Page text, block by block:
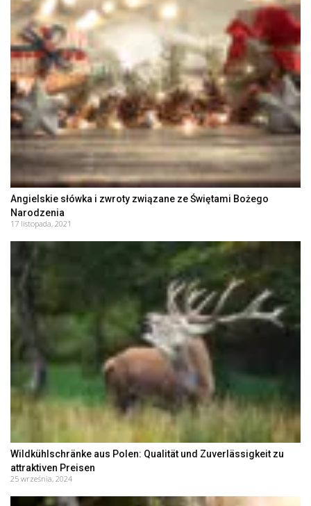
Angielskie słówka i zwroty związane ze Świętami Bożego
Narodzenia
17 listopada, 2021
Wildkühlschränke aus Polen: Qualität und Zuverlässigkeit zu
attraktiven Preisen
25 września, 2024